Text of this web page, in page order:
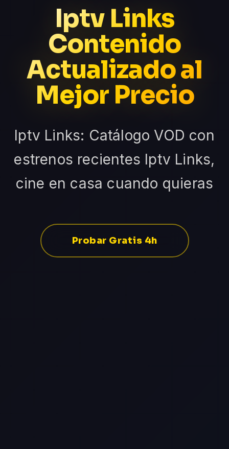
Iptv Links
Contenido
Actualizado al
Mejor Precio
Iptv Links: Catálogo VOD con
estrenos recientes Iptv Links,
cine en casa cuando quieras
Probar Gratis 4h